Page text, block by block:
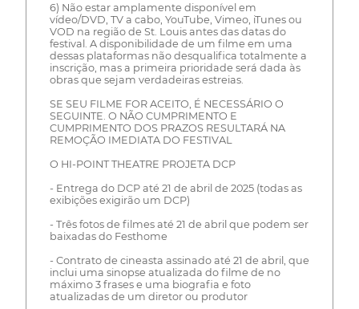
6) Não estar amplamente disponível em
vídeo/DVD, TV a cabo, YouTube, Vimeo, iTunes ou
VOD na região de St. Louis antes das datas do
festival. A disponibilidade de um filme em uma
dessas plataformas não desqualifica totalmente a
inscrição, mas a primeira prioridade será dada às
obras que sejam verdadeiras estreias.
SE SEU FILME FOR ACEITO, É NECESSÁRIO O
SEGUINTE. O NÃO CUMPRIMENTO E
CUMPRIMENTO DOS PRAZOS RESULTARÁ NA
REMOÇÃO IMEDIATA DO FESTIVAL
O HI-POINT THEATRE PROJETA DCP
- Entrega do DCP até 21 de abril de 2025 (todas as
exibições exigirão um DCP)
- Três fotos de filmes até 21 de abril que podem ser
baixadas do Festhome
- Contrato de cineasta assinado até 21 de abril, que
inclui uma sinopse atualizada do filme de no
máximo 3 frases e uma biografia e foto
atualizadas de um diretor ou produtor